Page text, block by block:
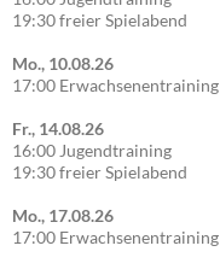
19:30 freier Spielabend
Mo., 10.08.26
17:00
Fr., 14.08.26
16:00 Jugendtraining
19:30 freier Spielabend
Mo., 17.08.26
17:00